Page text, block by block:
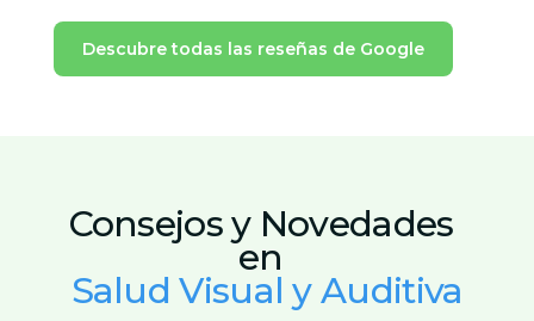
Descubre todas las reseñas de Google
Consejos y Novedades
en
Salud Visual y Auditiva